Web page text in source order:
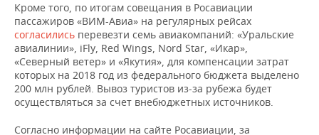
Кроме того, по итогам совещания в Росавиации
пассажиров «ВИМ-Авиа» на регулярных рейсах
согласились перевезти семь авиакомпаний: «Уральские
авиалинии», iFly, Red Wings, Nord Star, «Икар»,
«Северный ветер» и «Якутия», для компенсации затрат
которых на 2018 год из федерального бюджета выделено
200 млн рублей. Вывоз туристов из-за рубежа будет
осуществляться за счет внебюджетных источников.
Согласно информации на сайте Росавиации, за